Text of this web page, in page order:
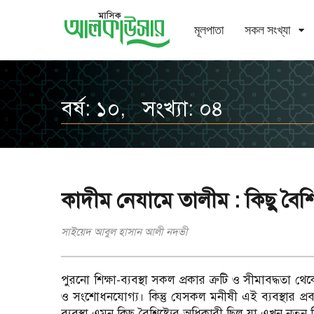
মূলপাতা সকল সংখ্যা
বর্ষ: ১০, সংখ্যা: ০৪
কাদীম নেযামে তালীম : কিছু
সাইয়েদ আবুল হাসান আলী নদভী
পুরনো শিক্ষা-ব্যবস্থা সকল প্রকার ত্রুটি ও সীমাবদ্ধতা
ও সংশোধনযোগ্য। কিন্তু যেসকল মনীষী এই ব্যবস্থার